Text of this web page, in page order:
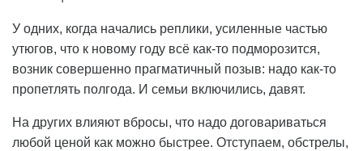
У одних, когда начались реплики, усиленные частью
утюгов, что к новому году всё как-то подморозится,
возник совершенно прагматичный позыв: надо как-то
пропетлять полгода. И семьи включились, давят.
На других влияют вбросы, что надо договариваться
любой ценой как можно быстрее. Отступаем, обстрелы,